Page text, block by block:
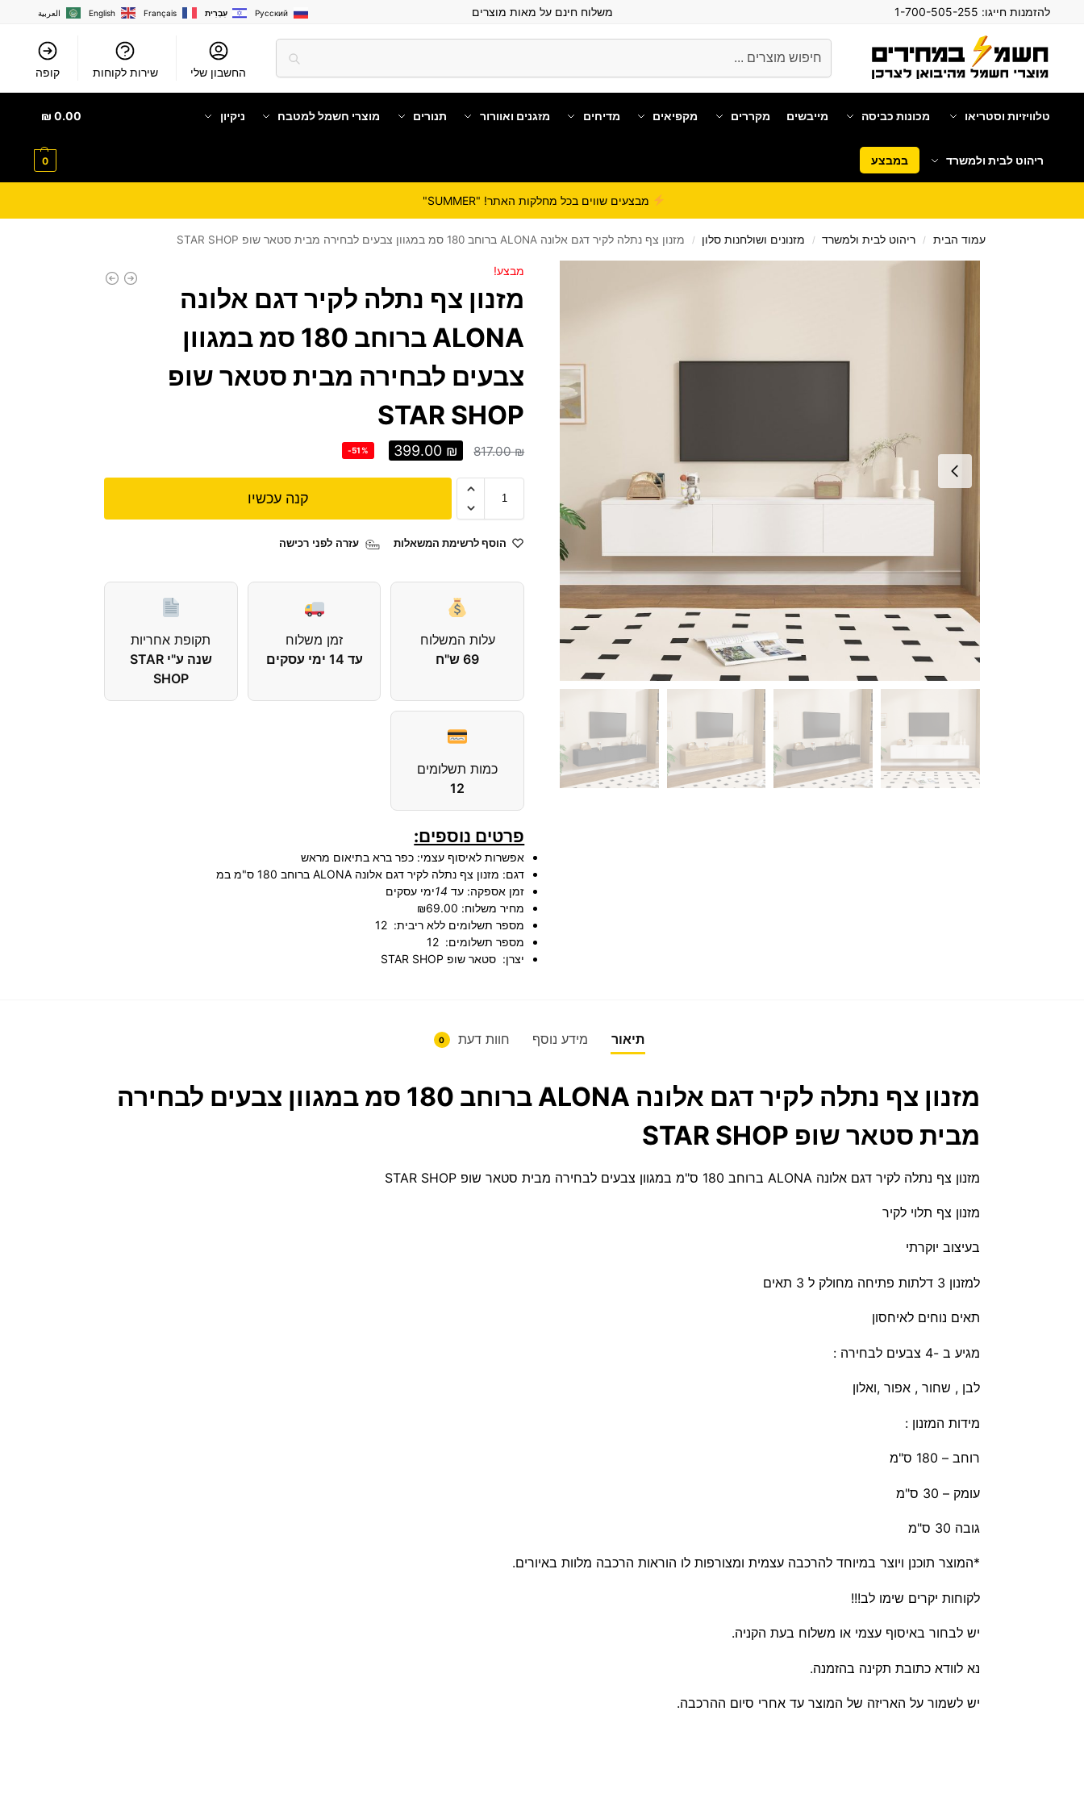
להזמנות חייגו: משלוח חינם על מאות מוצרים العربية English Français עִבְרִית Русский
החשבון שלי שירות לקוחות קופה
טלוויזיות וסטריאו מכונות כביסה מייבשים מקררים מקפיאים מדיחים מזגנים ואוורור תנורים מוצרי חשמל למטבח ניקיון
ריהוט לבית ולמשרד במבצע
0.00
₪
0
מבצעים שווים בכל מחלקות האתר! "SUMMER"
עמוד הבית / ריהוט לבית ולמשרד / מזנונים ושולחנות סלון / מזנון צף נתלה לקיר דגם אלונה ALONA ברוחב 180 סמ במגוון צבעים לבחירה מבית סטאר שופ STAR SHOP
מבצע!
מזנון צף נתלה לקיר דגם אלונה
ALONA ברוחב 180 סמ במגוון
צבעים לבחירה מבית סטאר שופ
STAR SHOP
817.00₪
399.00 ₪
-51%
קנה עכשיו
הוסף לרשימת המשאלות עזרה לפני רכישה
עלות המשלוח
69 ש"ח
זמן משלוח
עד 14 ימי עסקים
תקופת אחריות
שנה ע"י STAR
SHOP
כמות תשלומים
12
פרטים נוספים:
אפשרות לאיסוף עצמי: כפר ברא בתיאום מראש
דגם: מזנון צף נתלה לקיר דגם אלונה ALONA ברוחב 180 ס"מ במ
זמן אספקה: עד 14ימי עסקים
מחיר משלוח: ₪69.00
מספר תשלומים ללא ריבית: 12
מספר תשלומים: 12
יצרן: סטאר שופ STAR SHOP
תיאור מידע נוסף חוות דעת 0
מזנון צף נתלה לקיר דגם אלונה ALONA ברוחב 180 סמ במגוון צבעים לבחירה
מבית סטאר שופ STAR SHOP
מזנון צף נתלה לקיר דגם אלונה ALONA ברוחב 180 ס"מ במגוון צבעים לבחירה מבית סטאר שופ STAR SHOP
מזנון צף תלוי לקיר
בעיצוב יוקרתי
למזנון 3 דלתות פתיחה מחולק ל 3 תאים
תאים נוחים לאיחסון
מגיע ב -4 צבעים לבחירה :
לבן , שחור , אפור ,ואלון
מידות המזנון :
רוחב – 180 ס"מ
עומק – 30 ס"מ
גובה 30 ס"מ
*המוצר תוכנן ויוצר במיוחד להרכבה עצמית ומצורפות לו הוראות הרכבה מלוות באיורים.
לקוחות יקרים שימו לב!!!
יש לבחור באיסוף עצמי או משלוח בעת הקניה.
נא לוודא כתובת תקינה בהזמנה.
יש לשמור על האריזה של המוצר עד אחרי סיום ההרכבה.